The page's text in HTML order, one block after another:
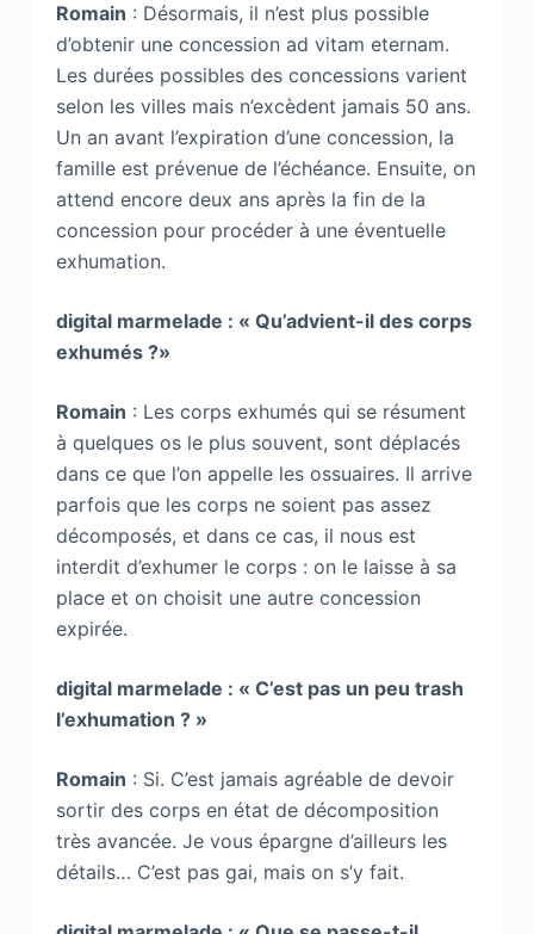
Romain : Désormais, il n’est plus possible
d’obtenir une concession ad vitam eternam.
Les durées possibles des concessions varient
selon les villes mais n’excèdent jamais 50 ans.
Un an avant l’expiration d’une concession, la
famille est prévenue de l’échéance. Ensuite, on
attend encore deux ans après la fin de la
concession pour procéder à une éventuelle
exhumation.
digital marmelade : « Qu’advient-il des corps
exhumés ?»
Romain : Les corps exhumés qui se résument
à quelques os le plus souvent, sont déplacés
dans ce que l’on appelle les ossuaires. Il arrive
parfois que les corps ne soient pas assez
décomposés, et dans ce cas, il nous est
interdit d’exhumer le corps : on le laisse à sa
place et on choisit une autre concession
expirée.
digital marmelade : « C’est pas un peu trash
l’exhumation ? »
Romain : Si. C’est jamais agréable de devoir
sortir des corps en état de décomposition
très avancée. Je vous épargne d’ailleurs les
détails… C’est pas gai, mais on s’y fait.